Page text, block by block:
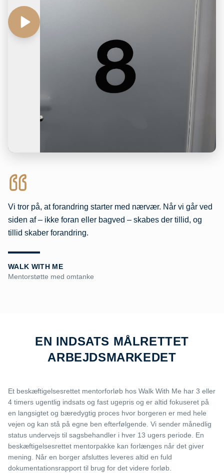
Vi tror på, at forandring starter med nærvær. Når vi går ved
siden af – ikke foran eller bagved – skabes der tillid, og
tillid skaber forandring.
WALK WITH ME
Mentorstøtte med omtanke
EN INDSATS MÅLRETTET
ARBEJDSMARKEDET
Et beskæftigelsesrettet mentorforløb hos Walk With Me har 3 eller
4 timers ugentlig indsats og fast ugepris og er altid fokuseret på
en langsigtet og bæredygtig proces hvor borgeren er med hele
vejen og kan stå på egne ben efterfølgende. Vi sender månedlig
status undervejs til sagsbehandler i hver 13 ugers periode. En
beskæftigelsesrettet mentorpakke kan forlænges når det giver
mening. Når en borger afsluttes leveres altid en fuld
dokumentationsrapport til brug for det videre forløb.